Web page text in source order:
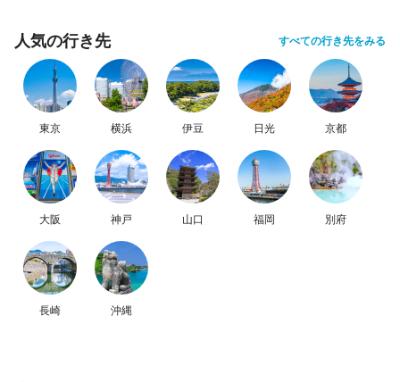
人気の行き先 すべての行き先をみる
東京 横浜 伊豆 日光 京都
大阪 神戸 山口 福岡 別府
長崎 沖縄